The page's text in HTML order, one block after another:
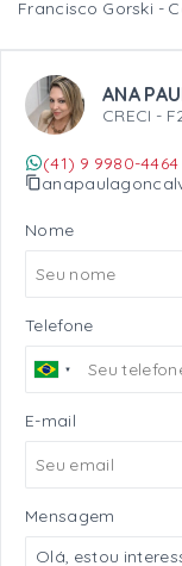
Francisco Gorski -
ANA
CRECI -
(41) 9 9980-4464
Nome
Telefone
E-mail
Mensagem